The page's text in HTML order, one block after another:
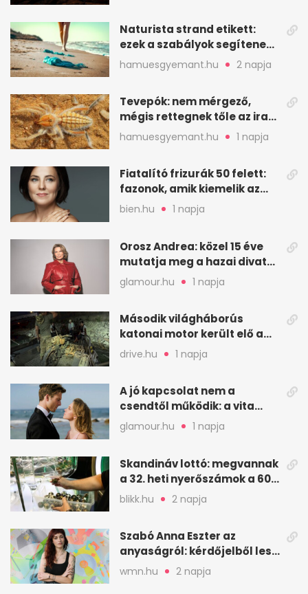
Naturista strand etikett:
ezek a szabályok segítenek
komfortosan lenni
hamuesgyemant.hu 2 napja
Tevepók: nem mérgező,
mégis rettegnek tőle az iraki
sivatagban
hamuesgyemant.hu 1 napja
Fiatalító frizurák 50 felett:
fazonok, amik kiemelik az
arcodat
bien.hu 1 napja
Orosz Andrea: közel 15 éve
mutatja meg a hazai divat
arcait
glamour.hu 1 napja
Második világháborús
katonai motor került elő a
Dunából a Batthyány térnél
drive.hu 1 napja
A jó kapcsolat nem a
csendtől működik: a vita
néha egészséges jel
glamour.hu 1 napja
Skandináv lottó: megvannak
a 32. heti nyerőszámok a 600
milliós játékhoz
blikk.hu 2 napja
Szabó Anna Eszter az
anyaságról: kérdőjelből lesz
valaha felkiáltójel?
wmn.hu 2 napja